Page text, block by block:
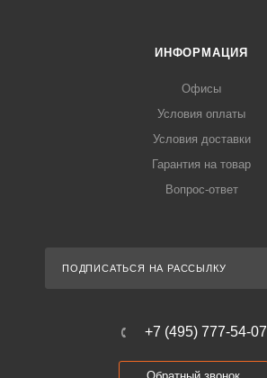
ИНФОРМАЦИЯ
Офисы
Условия оплаты
Условия доставки
Гарантия на товар
Вопрос-ответ
ПОДПИСАТЬСЯ НА РАССЫЛКУ
+7 (495) 777-54-07